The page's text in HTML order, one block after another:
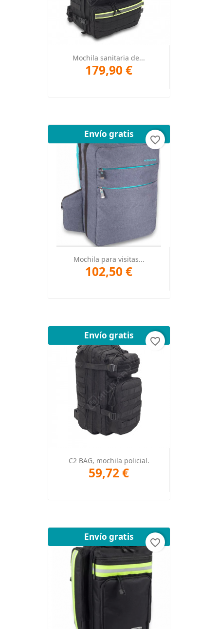
Mochila sanitaria de...
179,90 €
Mochila para visitas...
102,50 €
Envío gratis
favorite_border
C2 BAG, mochila policial.
59,72 €
Envío gratis
favorite_border
Envío gratis
favorite_border